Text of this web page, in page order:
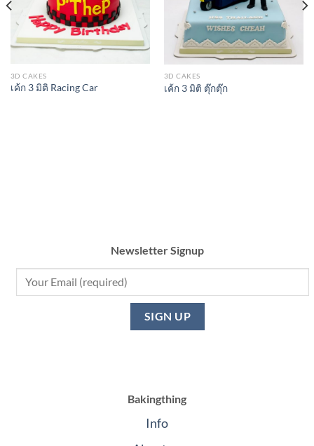
3D CAKES
เค้ก 3 มิติ Racing Car
3D CAKES
เค้ก 3 มิติ ตุ๊กตุ๊ก
Newsletter Signup
Bakingthing
Info